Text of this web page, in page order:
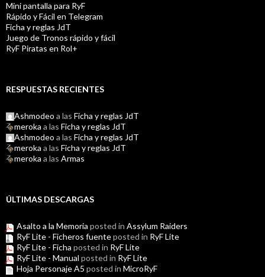
Mini pantalla para RyF
Rápido y Fácil en Telegram
Ficha y reglas JdT
Juego de Tronos rápido y fácil
RyF Piratas en Rol+
RESPUESTAS RECIENTES
Ashmodeo a las Ficha y reglas JdT
meroka a las Ficha y reglas JdT
Ashmodeo a las Ficha y reglas JdT
meroka a las Ficha y reglas JdT
meroka a las Armas
ÚLTIMAS DESCARGAS
Asalto a la Memoria posted in Assylum Raiders
RyF Lite - Ficheros fuenteposted in RyF Lite
RyF Lite - Ficha posted in RyF Lite
RyF Lite - Manual posted in RyF Lite
Hoja Personaje A5 posted in MicroRyF